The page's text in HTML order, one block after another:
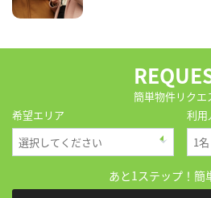
簡単物件リクエ
希望エリア
利用
あと1ステップ！簡